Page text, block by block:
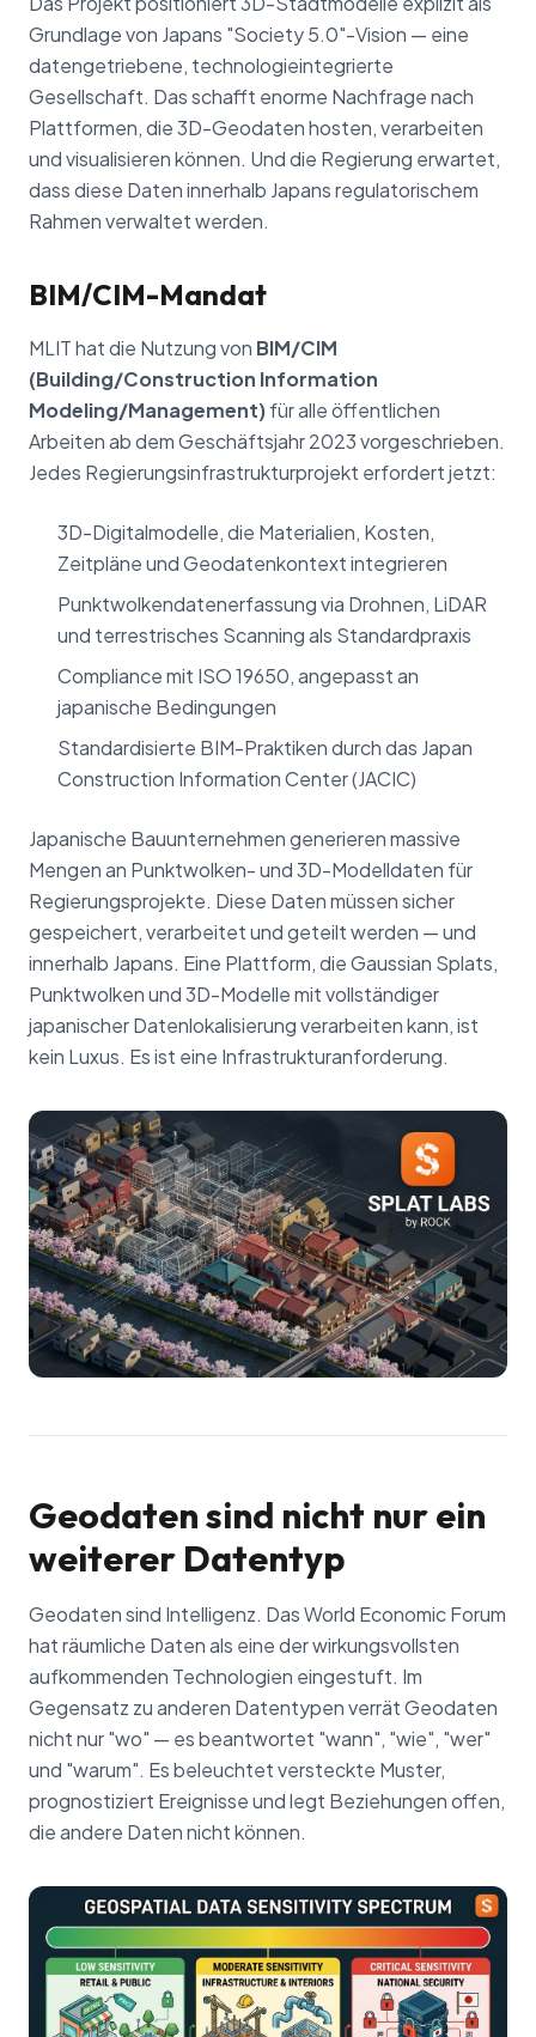
Grundlage von Japans "Society 5.0"-Vision — eine
datengetriebene, technologieintegrierte
Gesellschaft. Das schafft enorme Nachfrage nach
Plattformen, die 3D-Geodaten hosten, verarbeiten
und visualisieren können. Und die Regierung erwartet,
dass diese Daten innerhalb Japans regulatorischem
Rahmen verwaltet werden.
BIM/CIM-Mandat
MLIT hat die Nutzung von BIM/CIM
(Building/Construction Information
Modeling/Management)für alle öffentlichen
Arbeiten ab dem Geschäftsjahr 2023 vorgeschrieben.
Jedes Regierungsinfrastrukturprojekt erfordert jetzt:
3D-Digitalmodelle, die Materialien, Kosten,
Zeitpläne und Geodatenkontext integrieren
Punktwolkendatenerfassung via Drohnen, LiDAR
und terrestrisches Scanning als Standardpraxis
Compliance mit ISO 19650, angepasst an
japanische Bedingungen
Standardisierte BIM-Praktiken durch das Japan
Construction Information Center (JACIC)
Japanische Bauunternehmen generieren massive
Mengen an Punktwolken- und 3D-Modelldaten für
Regierungsprojekte. Diese Daten müssen sicher
gespeichert, verarbeitet und geteilt werden — und
innerhalb Japans. Eine Plattform, die Gaussian Splats,
Punktwolken und 3D-Modelle mit vollständiger
japanischer Datenlokalisierung verarbeiten kann, ist
kein Luxus. Es ist eine Infrastrukturanforderung.
Geodaten sind nicht nur ein
weiterer Datentyp
Geodaten sind Intelligenz. Das World Economic Forum
hat räumliche Daten als eine der wirkungsvollsten
aufkommenden Technologien eingestuft. Im
Gegensatz zu anderen Datentypen verrät Geodaten
nicht nur "wo" — es beantwortet "wann", "wie", "wer"
und "warum". Es beleuchtet versteckte Muster,
prognostiziert Ereignisse und legt Beziehungen offen,
die andere Daten nicht können.